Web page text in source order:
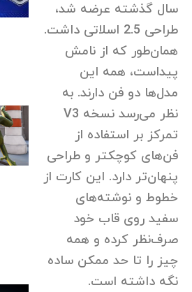
سال گذشته عرضه شد،
طراحی 2.5 اسلاتی داشت.
همان‌طور که از نامش
پیداست، همه این
مدل‌ها دو فن دارند. به
نظر می‌رسد نسخه V3
تمرکز بر استفاده از
فن‌های کوچکتر و طراحی
پنهان‌تر دارد. این کارت از
خطوط و نوشته‌های
سفید روی قاب خود
صرف‌نظر کرده و همه
چیز را تا حد ممکن ساده
نگه داشته است.